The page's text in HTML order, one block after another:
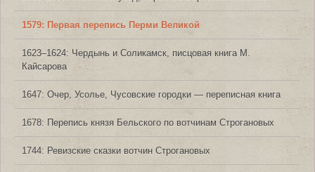
1579: Первая перепись Перми Великой
1623‒1624: Чердынь и Соликамск, писцовая книга М.
Кайсарова
1647: Очер, Усолье, Чусовские городки — переписная книга
1678: Перепись князя Бельского по вотчинам Строгановых
1744: Ревизские сказки вотчин Строгановых